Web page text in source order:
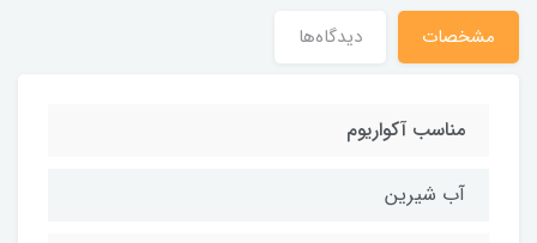
مشخصات دیدگاه‌ها
مناسب آکواریوم
آب شیرین